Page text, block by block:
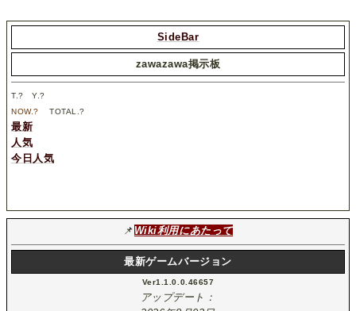
SideBar
zawazawa掲示板
T.? Y.?
NOW.? TOTAL.?
最新
人気
今日人気
📌 Wiki利用にあたって
最新ゲームバージョン
Ver1.1.0.0.46657
アップデート：